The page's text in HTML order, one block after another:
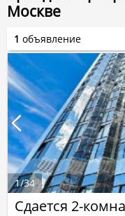
Москве
Сдается 2-
1/34
1 объявление